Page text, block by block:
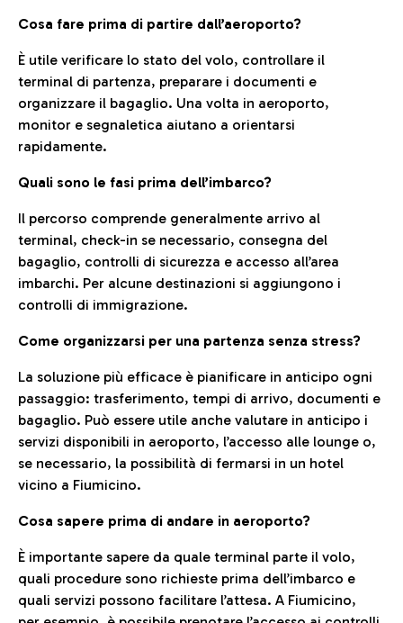
Cosa fare prima di partire dall’aeroporto?
È utile verificare lo stato del volo, controllare il
terminal di partenza, preparare i documenti e
organizzare il bagaglio. Una volta in aeroporto,
monitor e segnaletica aiutano a orientarsi
rapidamente.
Quali sono le fasi prima dell’imbarco?
Il percorso comprende generalmente arrivo al
terminal, check-in se necessario, consegna del
bagaglio, controlli di sicurezza e accesso all’area
imbarchi. Per alcune destinazioni si aggiungono i
controlli di immigrazione.
Come organizzarsi per una partenza senza stress?
La soluzione più efficace è pianificare in anticipo ogni
passaggio: trasferimento, tempi di arrivo, documenti e
bagaglio. Può essere utile anche valutare in anticipo i
servizi disponibili in aeroporto, l’accesso alle lounge o,
se necessario, la possibilità di fermarsi in un hotel
vicino a Fiumicino.
Cosa sapere prima di andare in aeroporto?
È importante sapere da quale terminal parte il volo,
quali procedure sono richieste prima dell’imbarco e
quali servizi possono facilitare l’attesa. A Fiumicino,